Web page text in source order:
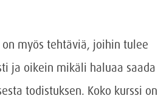
on myös tehtäviä, joihin tulee
ja oikein mikäli haluaa saada
todistuksen. Koko kurssi on